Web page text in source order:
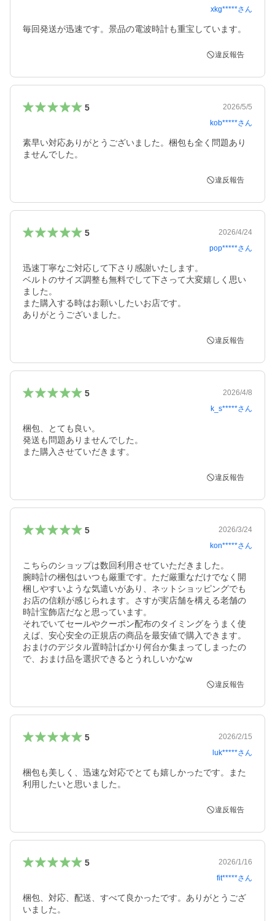
xkg*****さん
毎回発送が迅速です。景品の電波時計も重宝しています。
違反報告
5
2026/5/5
kob*****さん
素早い対応ありがとうございました。梱包も全く問題あり
ませんでした。
違反報告
5
2026/4/24
pop*****さん
迅速丁寧なご対応して下さり感謝いたします。
ベルトのサイズ調整も無料でして下さって大変嬉しく思い
ました。
また購入する時はお願いしたいお店です。
ありがとうございました。
違反報告
5
2026/4/8
k_s*****さん
梱包、とても良い。
発送も問題ありませんでした。
また購入させていだきます。
違反報告
5
2026/3/24
kon*****さん
こちらのショップは数回利用させていただきました。
腕時計の梱包はいつも厳重です。ただ厳重なだけでなく開
梱しやすいような気遣いがあり、ネットショッピングでも
お店の信頼が感じられます。さすが実店舗を構える老舗の
時計宝飾店だなと思っています。
それでいてセールやクーポン配布のタイミングをうまく使
えば、安心安全の正規店の商品を最安値で購入できます。
おまけのデジタル置時計ばかり何台か集まってしまったの
で、おまけ品を選択できるとうれしいかなw
違反報告
5
2026/2/15
luk*****さん
梱包も美しく、迅速な対応でとても嬉しかったです。また
利用したいと思いました。
違反報告
5
2026/1/16
fit*****さん
梱包、対応、配送、すべて良かったです。ありがとうござ
いました。